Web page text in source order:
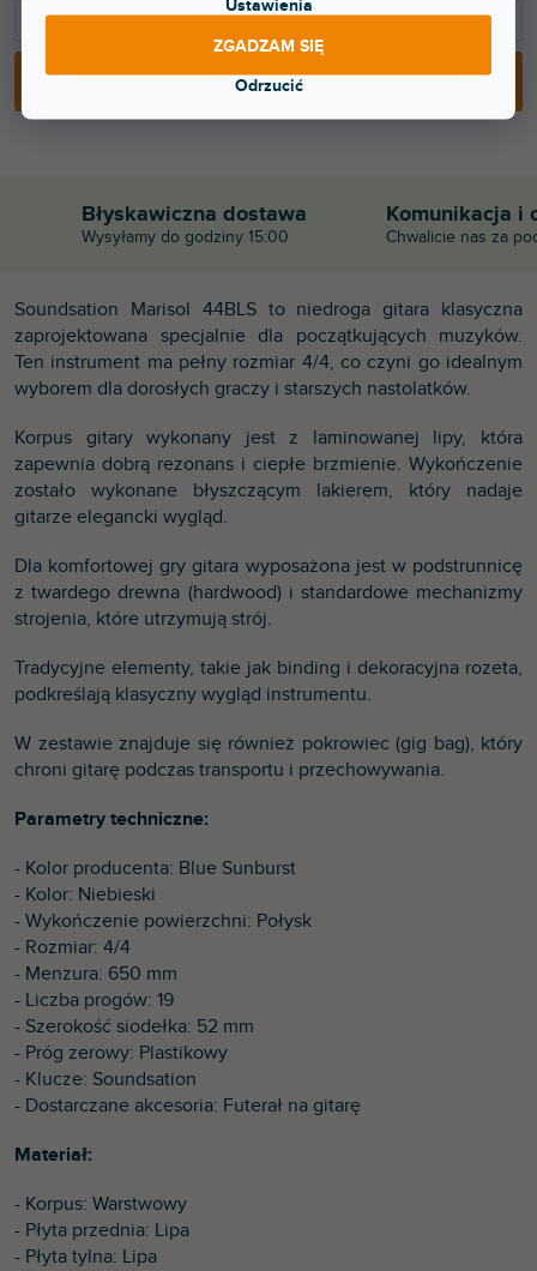
Ustawienia
Odrzucić
ZGADZAM SIĘ
DODAJ DO KOSZYKA
Błyskawiczna dostawa
Wysyłamy do godziny 15:00
Komunikacja i
Chwalicie nas za
Soundsation Marisol 44BLS to niedroga gitara klasyczna
zaprojektowana specjalnie dla początkujących muzyków.
Ten instrument ma pełny rozmiar 4/4, co czyni go idealnym
wyborem dla dorosłych graczy i starszych nastolatków.
Korpus gitary wykonany jest z laminowanej lipy, która
zapewnia dobrą rezonans i ciepłe brzmienie. Wykończenie
zostało wykonane błyszczącym lakierem, który nadaje
gitarze elegancki wygląd.
Dla komfortowej gry gitara wyposażona jest w podstrunnicę
z twardego drewna (hardwood) i standardowe mechanizmy
strojenia, które utrzymują strój.
Tradycyjne elementy, takie jak binding i dekoracyjna rozeta,
podkreślają klasyczny wygląd instrumentu.
W zestawie znajduje się również pokrowiec (gig bag), który
chroni gitarę podczas transportu i przechowywania.
Parametry techniczne:
- Kolor producenta: Blue Sunburst
- Kolor: Niebieski
- Wykończenie powierzchni: Połysk
- Rozmiar: 4/4
- Menzura: 650 mm
- Liczba progów: 19
- Szerokość siodełka: 52 mm
- Próg zerowy: Plastikowy
- Klucze: Soundsation
- Dostarczane akcesoria: Futerał na gitarę
Materiał:
- Korpus: Warstwowy
- Płyta przednia: Lipa
- Płyta tylna: Lipa